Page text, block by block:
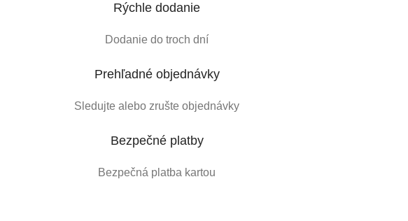
Rýchle dodanie
Dodanie do troch dní
Prehľadné objednávky
Sledujte alebo zrušte objednávky
Bezpečné platby
Bezpečná platba kartou